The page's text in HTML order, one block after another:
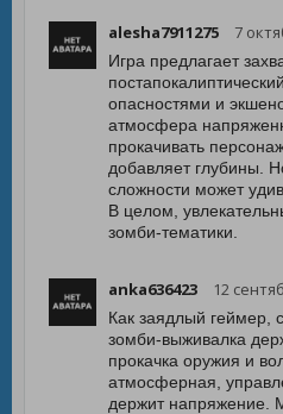
alesha7911275 7
Игра предлагает
опасностями и
атмосфера
прокачивать
добавляет глубины.
сложности может
В целом,
зомби-тематики.
anka636423 12
Как заядлый геймер,
зомби-выживалка
прокачка оружия и
атмосферная,
держит напряжение.